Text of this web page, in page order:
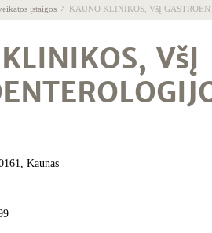
įstaigos KAUNO KLINIKOS, VšĮ
VšĮ
Kaunas